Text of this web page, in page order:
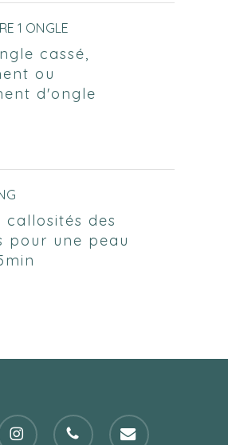
1 ONGLE
cassé,
ou
d'ongle
callosités des
pour une peau
instagramphone email